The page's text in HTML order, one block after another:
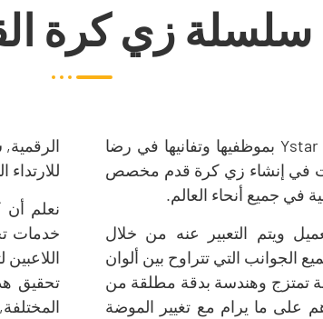
سلسلة زي كرة
كمنتج شغوف بالملابس الرياضية, تفخر Ystar بموظفيها وتفانيها في رضا
في إنشاء زي كرة قدم مخصص
في جميع أنحاء العالم.
ويتم التعبير عنه من خلال
الجوانب التي تتراوح بين ألوان
تمتزج وهندسة بدقة مطلقة من
على ما يرام مع تغيير الموضة
للارتداء
نعلم
خدمات
تحقيق